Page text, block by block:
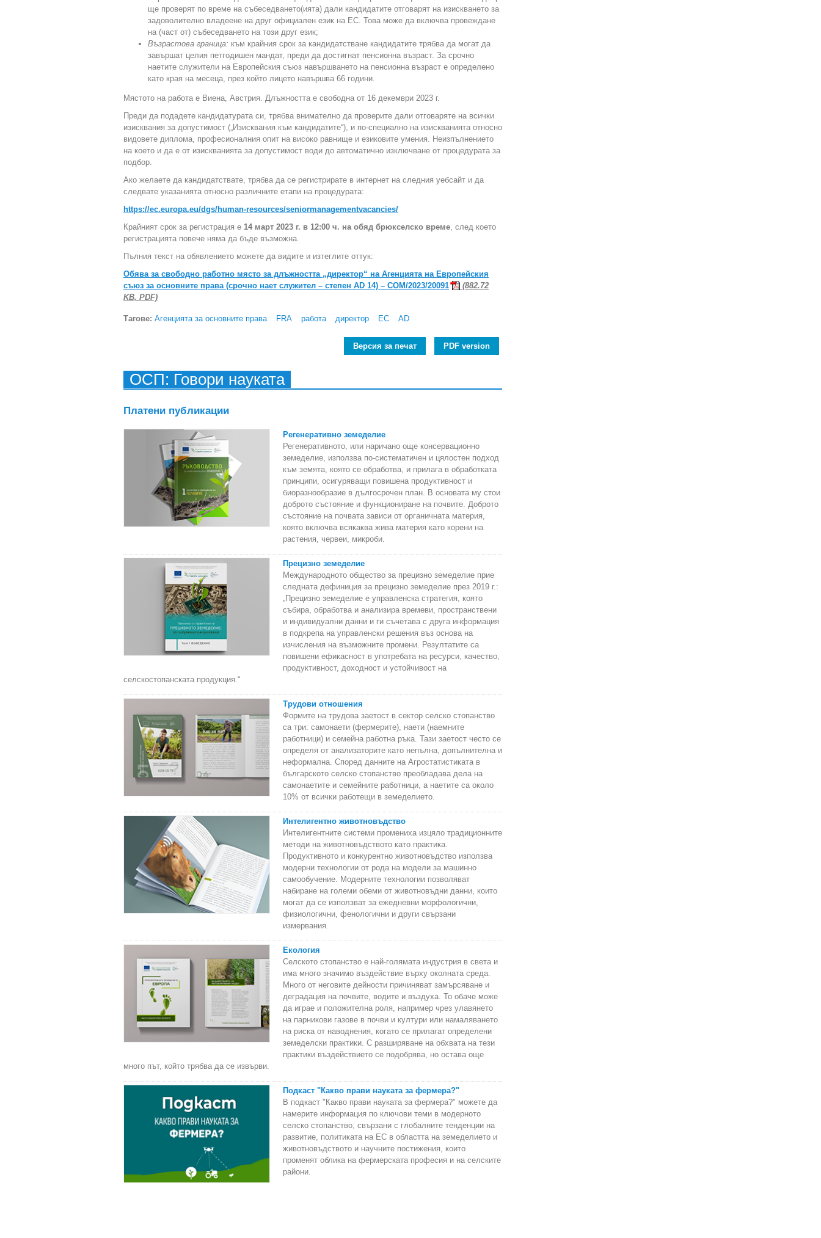
ще проверят по време на събеседването(ията) дали кандидатите отговарят на изискването за
задоволително владеене на друг официален език на ЕС. Това може да включва провеждане
на (част от) събеседването на този друг език;
Възрастова граница: към крайния срок за кандидатстване кандидатите трябва да могат да
завършат целия петгодишен мандат, преди да достигнат пенсионна възраст. За срочно
наетите служители на Европейския съюз навършването на пенсионна възраст е определено
като края на месеца, през който лицето навършва 66 години.
Мястото на работа е Виена, Австрия. Длъжността е свободна от 16 декември 2023 г.
Преди да подадете кандидатурата си, трябва внимателно да проверите дали отговаряте на всички
изисквания за допустимост („Изисквания към кандидатите“), и по-специално на изискванията относно
видовете диплома, професионалния опит на високо равнище и езиковите умения. Неизпълнението
на което и да е от изискванията за допустимост води до автоматично изключване от процедурата за
подбор.
Ако желаете да кандидатствате, трябва да се регистрирате в интернет на следния уебсайт и да
следвате указанията относно различните етапи на процедурата:
https://ec.europa.eu/dgs/human-resources/seniormanagementvacancies/
Крайният срок за регистрация е 14 март 2023 г. в 12:00 ч. на обяд брюкселско време, след което
регистрацията повече няма да бъде възможна.
Пълния текст на обявлението можете да видите и изтеглите оттук:
Обява за свободно работно място за длъжността „директор“ на Агенцията на Европейския
съюз за основните права (срочно нает служител – степен AD 14) – COM/2023/20091
(882.72
KB, PDF)
Тагове: Агенцията за основните права FRA работа директор ЕС AD
Версия за печат PDF version
ОСП: Говори науката
Платени публикации
Регенеративно земеделие
Регенеративното, или наричано още консервационно
земеделие, използва по-систематичен и цялостен подход
към земята, която се обработва, и прилага в обработката
принципи, осигуряващи повишена продуктивност и
биоразнообразие в дългосрочен план. В основата му стои
доброто състояние и функциониране на почвите. Доброто
състояние на почвата зависи от органичната материя,
която включва всякаква жива материя като корени на
растения, червеи, микроби.
Прецизно земеделие
Международното общество за прецизно земеделие прие
следната дефиниция за прецизно земеделие през 2019 г.:
„Прецизно земеделие е управленска стратегия, която
събира, обработва и анализира времеви, пространствени
и индивидуални данни и ги съчетава с друга информация
в подкрепа на управленски решения въз основа на
изчисления на възможните промени. Резултатите са
повишени ефикасност в употребата на ресурси, качество,
продуктивност, доходност и устойчивост на
селскостопанската продукция.“
Трудови отношения
Формите на трудова заетост в сектор селско стопанство
са три: самонаети (фермерите), наети (наемните
работници) и семейна работна ръка. Тази заетост често се
определя от анализаторите като непълна, допълнителна и
неформална. Според данните на Агростатистиката в
българското селско стопанство преобладава дела на
самонаетите и семейните работници, а наетите са около
10% от всички работещи в земеделието.
Интелигентно животновъдство
Интелигентните системи промениха изцяло традиционните
методи на животновъдството като практика.
Продуктивното и конкурентно животновъдство използва
модерни технологии от рода на модели за машинно
самообучение. Модерните технологии позволяват
набиране на големи обеми от животновъдни данни, които
могат да се използват за ежедневни морфологични,
физиологични, фенологични и други свързани
измервания.
Екология
Селското стопанство е най-голямата индустрия в света и
има много значимо въздействие върху околната среда.
Много от неговите дейности причиняват замърсяване и
деградация на почвите, водите и въздуха. То обаче може
да играе и положителна роля, например чрез улавянето
на парникови газове в почви и култури или намаляването
на риска от наводнения, когато се прилагат определени
земеделски практики. С разширяване на обхвата на тези
практики въздействието се подобрява, но остава още
много път, който трябва да се извърви.
Подкаст "Какво прави науката за фермера?"
В подкаст "Какво прави науката за фермера?" можете да
намерите информация по ключови теми в модерното
селско стопанство, свързани с глобалните тенденции на
развитие, политиката на ЕС в областта на земеделието и
животновъдството и научните постижения, които
променят облика на фермерската професия и на селските
райони.